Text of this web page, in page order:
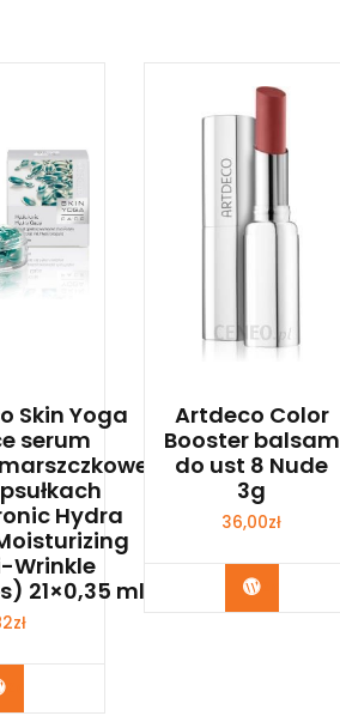
Skin Yoga
serum
Hydra
Wrinkle
21×0,35 ml
zł
Zobacz
Artdeco Color
Booster balsam
do ust 8 Nude
3g
36,00zł
Zobacz